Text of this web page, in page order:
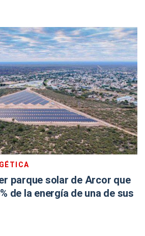
parque solar de Arcor que
de la energía de una de sus